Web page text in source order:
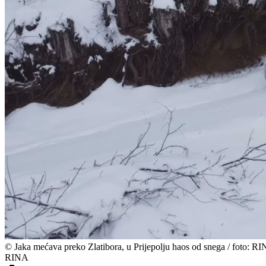
© Jaka mećava preko Zlatibora, u Prijepolju haos od snega / foto:
RINA